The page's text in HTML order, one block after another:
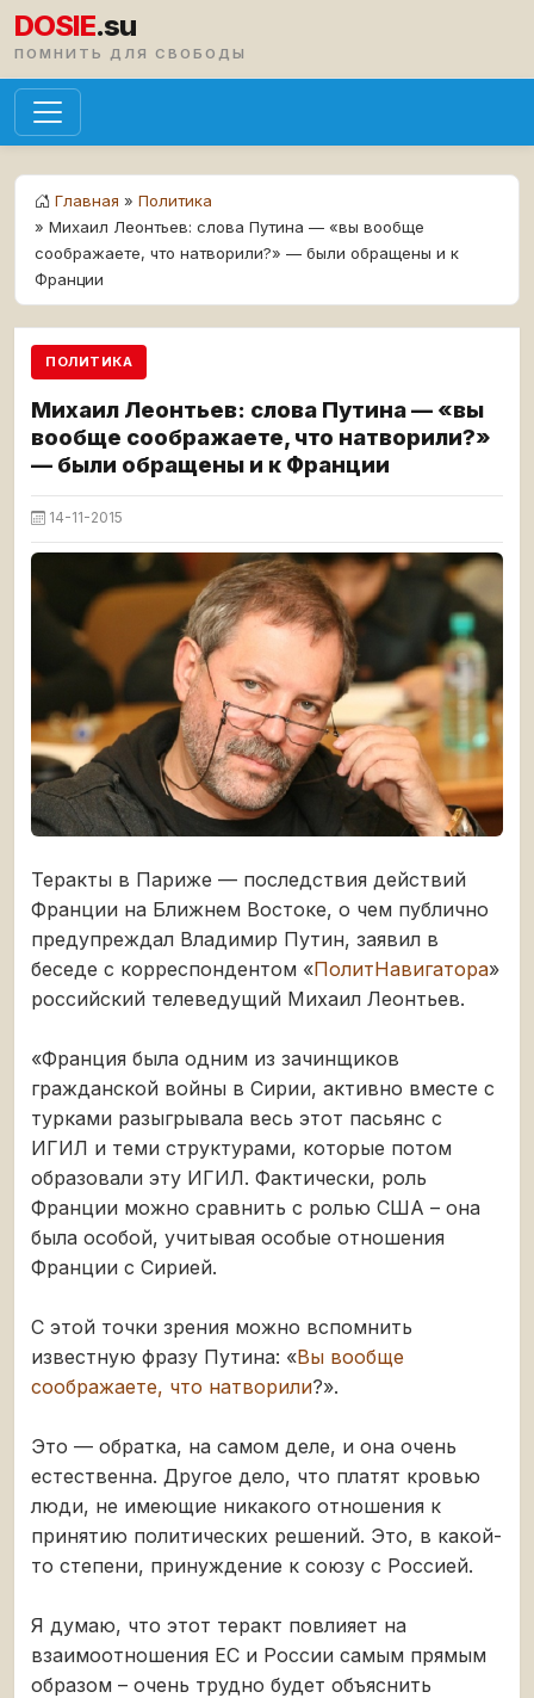
DOSIE.su
ПОМНИТЬ ДЛЯ СВОБОДЫ
Главная » Политика
» Михаил Леонтьев: слова Путина — «вы вообще
соображаете, что натворили?» — были обращены и к
Франции
ПОЛИТИКА
Михаил Леонтьев: слова Путина — «вы
вообще соображаете, что натворили?»
— были обращены и к Франции
14-11-2015
Теракты в Париже — последствия действий
Франции на Ближнем Востоке, о чем публично
предупреждал Владимир Путин, заявил в
беседе с корреспондентом «ПолитНавигатора»
российский телеведущий Михаил Леонтьев.
«Франция была одним из зачинщиков
гражданской войны в Сирии, активно вместе с
турками разыгрывала весь этот пасьянс с
ИГИЛ и теми структурами, которые потом
образовали эту ИГИЛ. Фактически, роль
Франции можно сравнить с ролью США – она
была особой, учитывая особые отношения
Франции с Сирией.
С этой точки зрения можно вспомнить
известную фразу Путина: «Вы вообще
соображаете, что натворили?».
Это — обратка, на самом деле, и она очень
естественна. Другое дело, что платят кровью
люди, не имеющие никакого отношения к
принятию политических решений. Это, в какой-
то степени, принуждение к союзу с Россией.
Я думаю, что этот теракт повлияет на
взаимоотношения ЕС и России самым прямым
образом – очень трудно будет объяснить